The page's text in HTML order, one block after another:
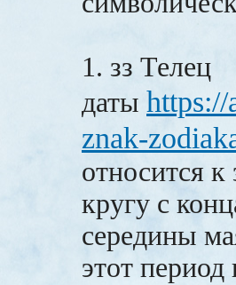
1. зз Телец
даты https://
znak-
относится
кругу с
середины
этот